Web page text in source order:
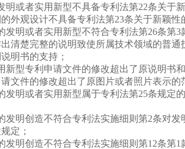
明或者实用新型不具备专利法第22条关于
外观设计不具备专利法第23条关于新颖性
发明或者实用新型不符合专利法第26条第3
清楚完整的说明致使所属技术领域的普通
明书的支持；
新型专利申请文件的修改超出了原说明书
文件的修改超出了原图片或者照片表示的
发明或者实用新型属于专利法第25条规定
发明创造不符合专利法实施细则第2条对发
定；
发明创造不符合专利法实施细则第12条第1